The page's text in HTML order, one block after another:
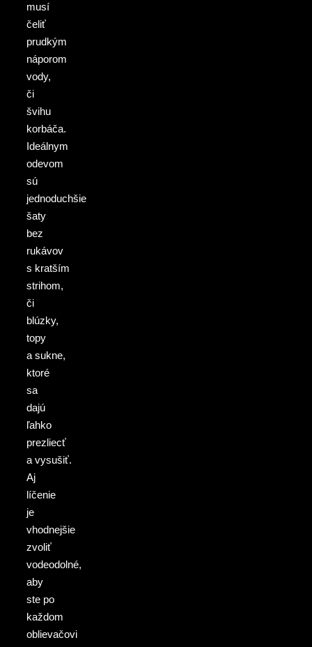
musí
čeliť
prudkým
náporom
vody,
či
švihu
korbáča.
Ideálnym
odevom
sú
jednoduchšie
šaty
bez
rukávov
s kratším
strihom,
či
blúzky,
topy
a sukne,
ktoré
sa
dajú
ľahko
prezliecť
a vysušiť.
Aj
líčenie
je
vhodnejšie
zvoliť
vodeodolné,
aby
ste po
každom
oblievačovi